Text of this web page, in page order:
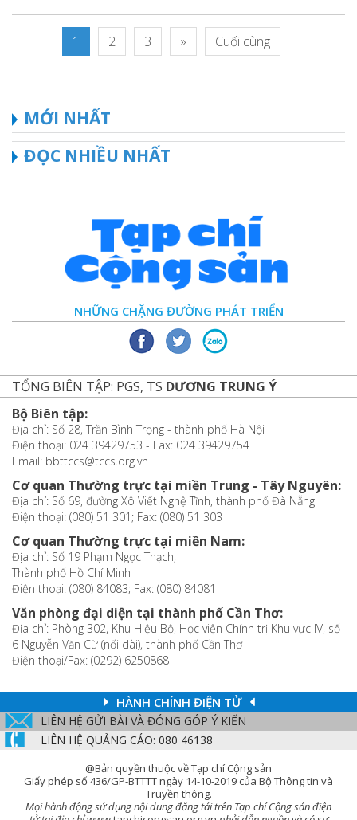
1 2 3 » Cuối cùng
MỚI NHẤT
ĐỌC NHIỀU NHẤT
NHỮNG CHẶNG ĐƯỜNG PHÁT TRIỂN
TỔNG BIÊN TẬP: PGS, TS DƯƠNG TRUNG Ý
Bộ Biên tập:
Địa chỉ: Số 28, Trần Bình Trọng - thành phố Hà Nội
Điện thoại: 024 39429753 - Fax: 024 39429754
Email: bbttccs@tccs.org.vn
Cơ quan Thường trực tại miền Trung - Tây Nguyên:
Địa chỉ: Số 69, đường Xô Viết Nghệ Tĩnh, thành phố Đà Nẵng
Điện thoại: (080) 51 301; Fax: (080) 51 303
Cơ quan Thường trực tại miền Nam:
Địa chỉ: Số 19 Phạm Ngọc Thạch,
Thành phố Hồ Chí Minh
Điện thoại: (080) 84083; Fax: (080) 84081
Văn phòng đại diện tại thành phố Cần Thơ:
Địa chỉ: Phòng 302, Khu Hiệu Bộ, Học viện Chính trị Khu vực IV, số
6 Nguyễn Văn Cừ (nối dài), thành phố Cần Thơ
Điện thoại/Fax: (0292) 6250868
HÀNH CHÍNH ĐIỆN TỬ
LIÊN HỆ GỬI BÀI VÀ ĐÓNG GÓP Ý KIẾN
LIÊN HỆ QUẢNG CÁO: 080 46138
@Bản quyền thuộc về Tạp chí Cộng sản
Giấy phép số 436/GP-BTTTT ngày 14-10-2019 của Bộ Thông tin và
Truyền thông.
Mọi hành động sử dụng nội dung đăng tải trên Tạp chí Cộng sản điện